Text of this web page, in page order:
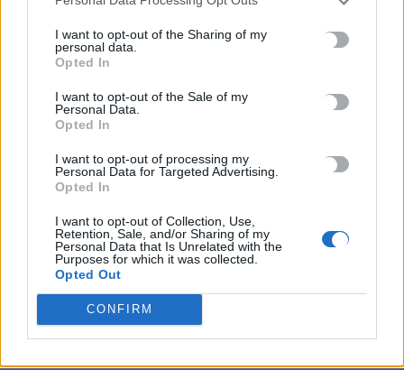
I want to opt-out of the Sharing of my
personal data.
Opted In
I want to opt-out of the Sale of my
Personal Data.
Opted In
I want to opt-out of processing my
Personal Data for Targeted Advertising.
Opted In
I want to opt-out of Collection, Use,
Retention, Sale, and/or Sharing of my
Personal Data that Is Unrelated with the
Purposes for which it was collected.
Opted Out
CONFIRM
Σύσκεψη εργασίας για θέματα Μεταφορών και Επικοινωνιών
Η Βρετανική κυβέρνηση δεν θα προχωρήσει σε διεξαγωγή
έρευνας για τον Επστάιν
5 Αυγούστου, 2026
Η «Ειρήνη» του Αριστοφάνη στην Παιδική – Εφηβική
Βιβλιοθήκη Δημοτικού Κήπου
5 Αυγούστου, 2026
Εκδήλωση Τιμής και Μνήμης για τον Μενέλαο Παρλαμά
5 Αυγούστου, 2026